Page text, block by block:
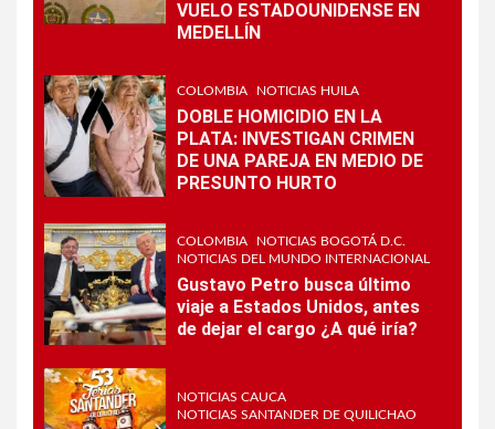
VUELO ESTADOUNIDENSE EN
MEDELLÍN
COLOMBIA NOTICIAS HUILA
DOBLE HOMICIDIO EN LA
PLATA: INVESTIGAN CRIMEN
DE UNA PAREJA EN MEDIO DE
PRESUNTO HURTO
COLOMBIA
NOTICIAS BOGOTÁ D.C.
NOTICIAS DEL MUNDO INTERNACIONAL
Gustavo Petro busca último
viaje a Estados Unidos, antes
de dejar el cargo ¿A qué iría?
NOTICIAS CAUCA
NOTICIAS SANTANDER DE QUILICHAO